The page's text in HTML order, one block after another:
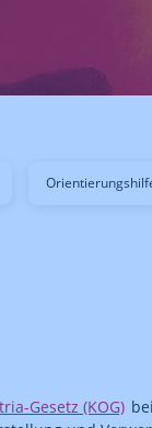
Gesetz (KOG)